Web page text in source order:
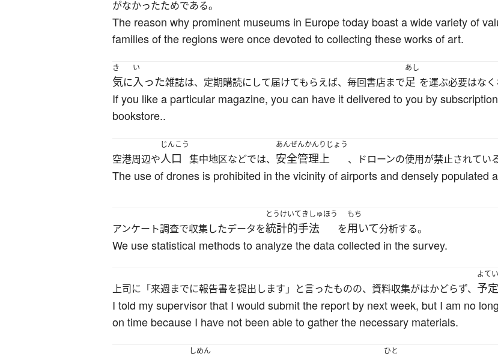
がなかったためである。
The reason why prominent museums in Europe today boast a wide variety of
families of the regions were once devoted to collecting these works of art.
き
気に
い
入った雑誌は、定期購読にして届けてもらえば、毎回書店まで
あし
足 を運ぶ必要はなく
If you like a particular magazine, you can have it delivered to you by
bookstore..
空港周辺や
じんこう
人口 集中地区などでは、
あんぜんかんりじょう
安全管理上 、ドローンの使用が禁止されている
The use of drones is prohibited in the vicinity of airports and densely populated
アンケート調査で収集したデータを
とうけいてきしゅほう
統計的手法 を
もち
用いて分析する。
We use statistical methods to analyze the data collected in the survey.
上司に「来週までに報告書を提出します」と言ったものの、資料収集がはかどらず、
よて
予
I told my supervisor that I would submit the report by next week, but I am no
on time because I have not been able to gather the necessary materials.
しめん ひと